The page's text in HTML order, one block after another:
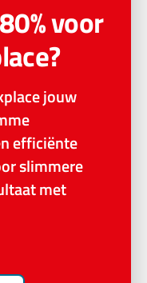
voor
jouw
efficiënte
slimmere
met